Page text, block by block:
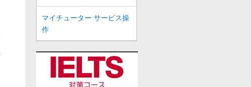
マイチューター サービス操
作